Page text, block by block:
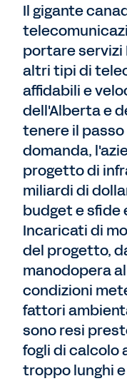
Il gigante
portare
altri tipi di
affidabili e
dell'Alberta e
tenere il
domanda,
progetto di
miliardi di
budget e sfide
Incaricati di
del progetto,
manodopera
condizioni
fattori
sono resi
fogli di calcolo
troppo lunghi